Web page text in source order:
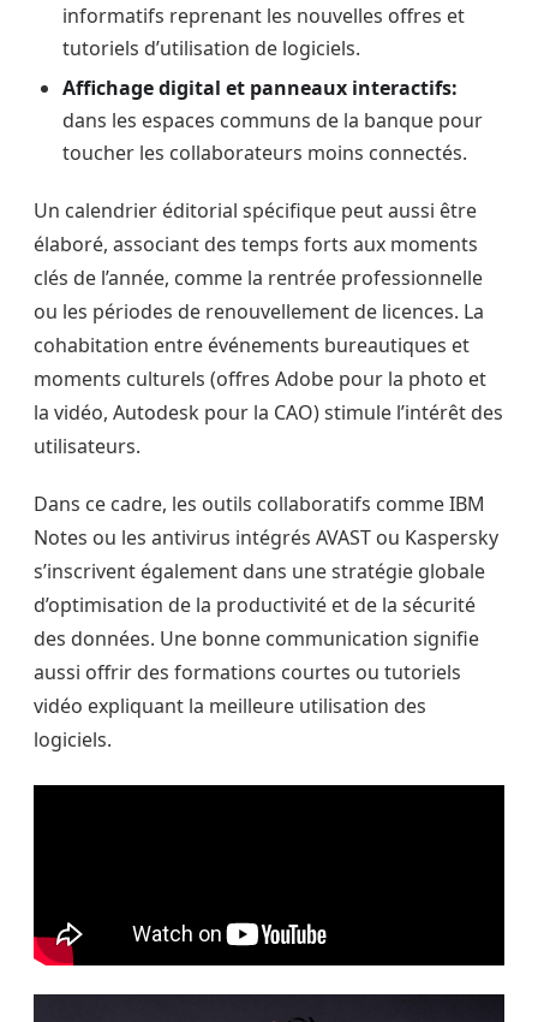
informatifs reprenant les nouvelles offres et
tutoriels d’utilisation de logiciels.
Affichage digital et panneaux interactifs:
dans les espaces communs de la banque pour
toucher les collaborateurs moins connectés.
Un calendrier éditorial spécifique peut aussi être
élaboré, associant des temps forts aux moments
clés de l’année, comme la rentrée professionnelle
ou les périodes de renouvellement de licences. La
cohabitation entre événements bureautiques et
moments culturels (offres Adobe pour la photo et
la vidéo, Autodesk pour la CAO) stimule l’intérêt des
utilisateurs.
Dans ce cadre, les outils collaboratifs comme IBM
Notes ou les antivirus intégrés AVAST ou Kaspersky
s’inscrivent également dans une stratégie globale
d’optimisation de la productivité et de la sécurité
des données. Une bonne communication signifie
aussi offrir des formations courtes ou tutoriels
vidéo expliquant la meilleure utilisation des
logiciels.